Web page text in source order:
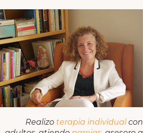
Realizo terapia individualcon